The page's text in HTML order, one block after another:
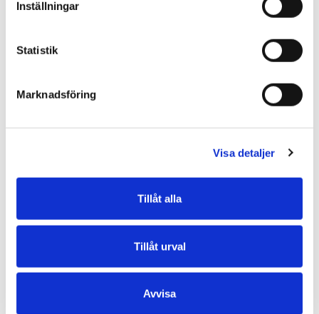
Inställningar
Statistik
Marknadsföring
Visa detaljer
Tillåt alla
Tillåt urval
Avvisa
Design för energieffektiv vardags årskonferens hölls på ArkDes, och
HyLite, Hydrogen Light Systems